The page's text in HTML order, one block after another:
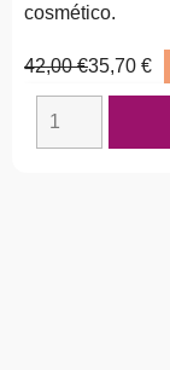
cosmético.
42,00 €35,70 €